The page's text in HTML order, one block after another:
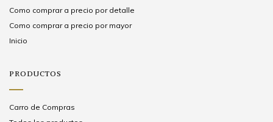
Como comprar a precio por detalle
Como comprar a precio por mayor
Inicio
PRODUCTOS
Carro de Compras